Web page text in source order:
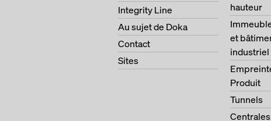
Integrity Line
Au sujet de Doka
Contact
Sites
hauteur
et
industriel
Produit
Tunnels
Centrales